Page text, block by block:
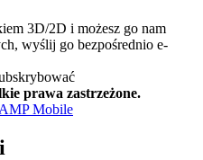
3D/2D i możesz go nam
wyślij go bezpośrednio e-
prawa zastrzeżone.
AMP Mobile